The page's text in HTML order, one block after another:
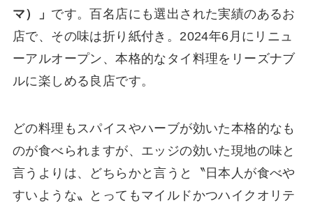
マ）」 です。百名店にも選出された実績のあるお
店で、その味は折り紙付き。2024年6月にリニュ
ーアルオープン、本格的なタイ料理をリーズナブ
ルに楽しめる良店です。
どの料理もスパイスやハーブが効いた本格的なも
のが食べられますが、エッジの効いた現地の味と
言うよりは、どちらかと言うと〝日本人が食べや
すいような〟とってもマイルドかつハイクオリテ